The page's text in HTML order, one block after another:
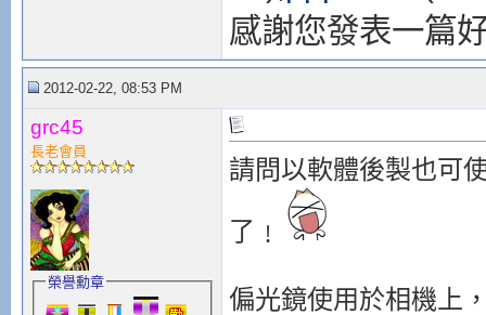
感謝您發表一篇
2012-02-22, 08:53 PM
grc45
長老會員
榮譽勳章
請問以軟體後製也可
了﹗
偏光鏡使用於相機上